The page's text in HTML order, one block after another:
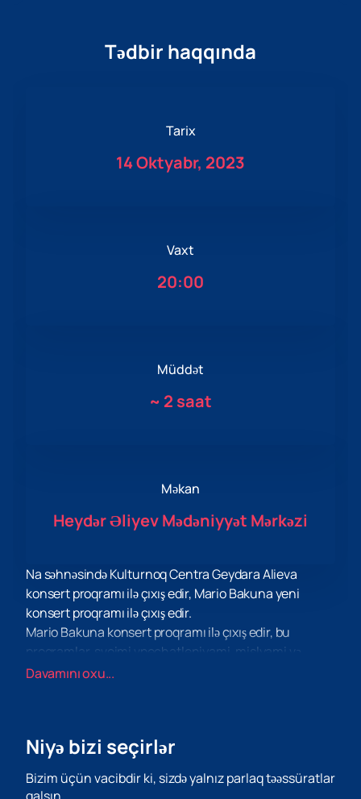
Tədbir haqqında
Tarix
14 Oktyabr, 2023
Vaxt
20:00
Müddət
~ 2 saat
Məkan
Heydər Əliyev Mədəniyyət Mərkəzi
Na səhnəsində Kulturnoq Centra Geydara Alieva
konsert proqramı ilə çıxış edir, Mario Bakuna yeni
konsert proqramı ilə çıxış edir.
Mario Bakuna konsert proqramı ilə çıxış edir, bu
proqramlar, svoimi vpechatleniyami, mislyami və
interesami, və s. s.
выступлении və творческую работу у него всегда
любимых любимых хобби və увлечений, из которых
Davamını oxu...
Niyə bizi seçirlər
Bizim üçün vacibdir ki, sizdə yalnız parlaq təəssüratlar